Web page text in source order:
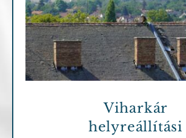
Archív cikkek
Viharkár
helyreállítási